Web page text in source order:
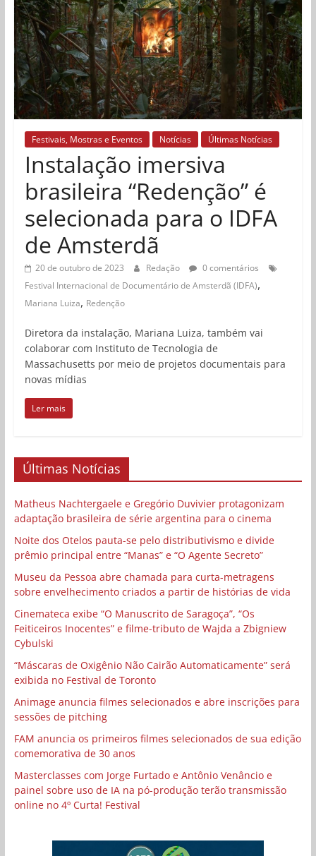
Festivais, Mostras e Eventos Notícias Últimas Notícias
Instalação imersiva
brasileira “Redenção” é
selecionada para o IDFA
de Amsterdã
20 de outubro de 2023 Redação
0 comentários
Festival Internacional de Documentário de Amsterdã (IDFA),
Mariana Luiza, Redenção
Diretora da instalação, Mariana Luiza, também vai
colaborar com Instituto de Tecnologia de
Massachusetts por meio de projetos documentais para
novas mídias
Ler mais
Últimas Notícias
Matheus Nachtergaele e Gregório Duvivier protagonizam
adaptação brasileira de série argentina para o cinema
Noite dos Otelos pauta-se pelo distributivismo e divide
prêmio principal entre “Manas” e “O Agente Secreto”
Museu da Pessoa abre chamada para curta-metragens
sobre envelhecimento criados a partir de histórias de vida
Cinemateca exibe “O Manuscrito de Saragoça”, “Os
Feiticeiros Inocentes” e filme-tributo de Wajda a Zbigniew
Cybulski
“Máscaras de Oxigênio Não Cairão Automaticamente” será
exibida no Festival de Toronto
Animage anuncia filmes selecionados e abre inscrições para
sessões de pitching
FAM anuncia os primeiros filmes selecionados de sua edição
comemorativa de 30 anos
Masterclasses com Jorge Furtado e Antônio Venâncio e
painel sobre uso de IA na pó-produção terão transmissão
online no 4º Curta! Festival